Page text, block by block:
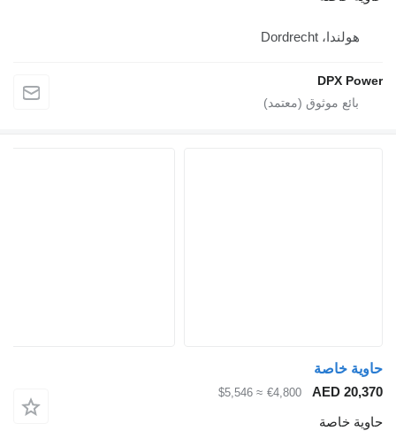
هولندا، Dordrecht
DPX Power
حاوية خاصة
AED 20,370
€4,800
≈ $5,546
حاوية خاصة